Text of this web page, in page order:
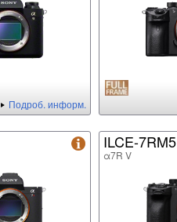
Подроб. информ.
ILCE-7RM5
α7R V